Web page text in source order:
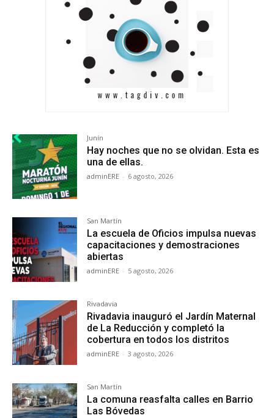
Junín
Hay noches que no se olvidan. Esta es
una de ellas.
adminERE - 6 agosto, 2026
San Martín
La escuela de Oficios impulsa nuevas
capacitaciones y demostraciones
abiertas
adminERE - 5 agosto, 2026
Rivadavia
Rivadavia inauguró el Jardín Maternal
de La Reducción y completó la
cobertura en todos los distritos
adminERE - 3 agosto, 2026
San Martín
La comuna reasfalta calles en Barrio
Las Bóvedas